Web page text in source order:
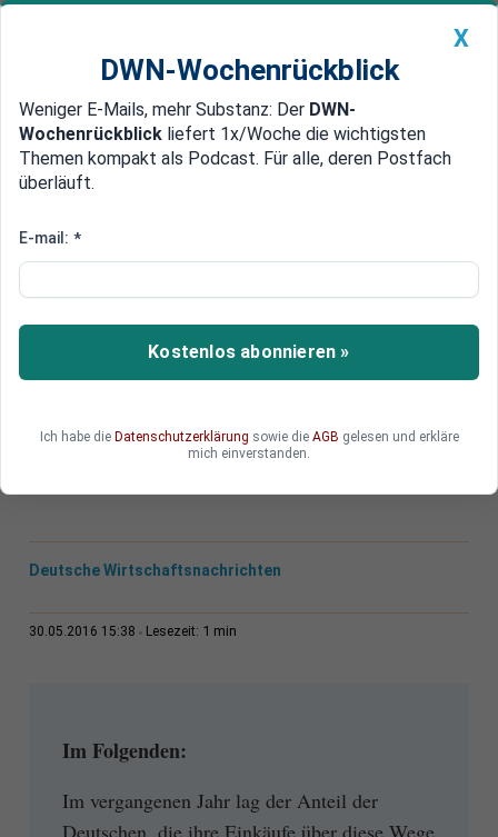
Newsticker MEIN DWN: Geldanlage Premium
Edelmetalle DWN-Magazin China
Leichter Anstieg
Studie: Mehrheit der Deutschen
kauft per Smartphone ein
Rund sieben von zehn Deutschen nutzen einer
Menschen kommen ohne diese Kanäle fast nicht
Deutsche Wirtschaftsnachrichten
30.05.2016 15:38 Lesezeit: 1 min
Im Folgenden:
Im vergangenen Jahr lag der Anteil der
Deutschen, die ihre Einkäufe über diese Wege
X
DWN-Wochenrückblick
Weniger E-Mails, mehr Substanz: Der DWN-
Wochenrückblick liefert 1x/Woche die wichtigsten
Themen kompakt als Podcast. Für alle, deren Postfach
überläuft.
E-mail: *
Kostenlos abonnieren »
Ich habe die Datenschutzerklärung sowie die AGB gelesen und erkläre
mich einverstanden.